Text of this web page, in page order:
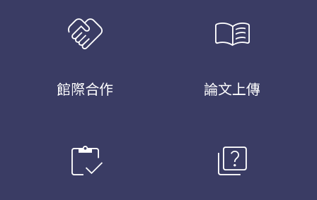
handshake
館際合作
menu_book
論文上傳
inventory quiz